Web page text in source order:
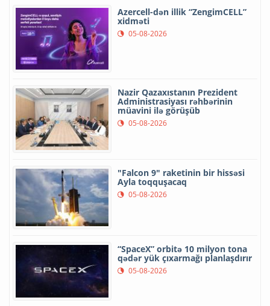
Azercell-dən illik “ZengimCELL”
xidməti
05-08-2026
Nazir Qazaxıstanın Prezident
Administrasiyası rəhbərinin
müavini ilə görüşüb
05-08-2026
"Falcon 9" raketinin bir hissəsi
Ayla toqquşacaq
05-08-2026
“SpaceX” orbitə 10 milyon tona
qədər yük çıxarmağı planlaşdırır
05-08-2026